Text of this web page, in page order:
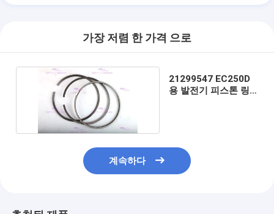
가장 저렴 한 가격 으로
21299547 EC250D
용 발전기 피스톤 링
계속하다